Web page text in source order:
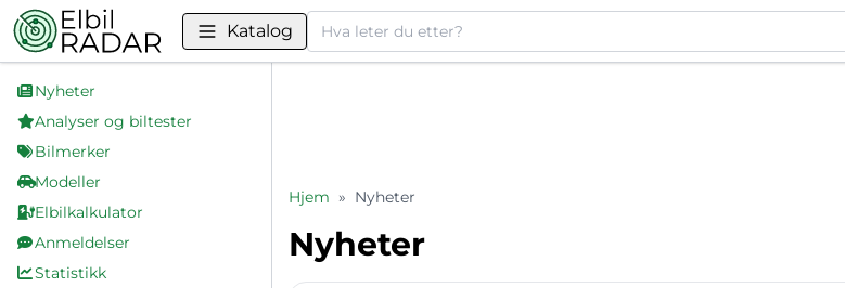
Katalog Søk
Nyheter
Analyser og biltester
Bilmerker
Modeller
Elbilkalkulator
Anmeldelser
Statistikk
Hjem » Nyheter
Nyheter